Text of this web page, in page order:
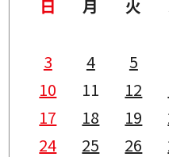
日 月 火
3
4 5
10
11 12
17
18 19
24
25 26